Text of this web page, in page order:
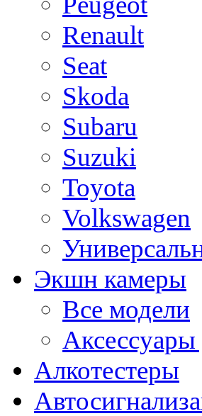
Renault
Seat
Skoda
Subaru
Suzuki
Toyota
Volkswagen
Экшн камеры
Все модели
Алкотестеры